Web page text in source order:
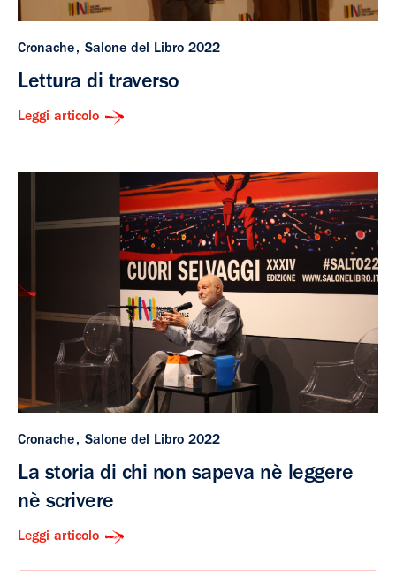
Cronache Salone del Libro 2022
Lettura di traverso
Leggi articolo
Cronache Salone del Libro 2022
La storia di chi non sapeva nè leggere
nè scrivere
Leggi articolo